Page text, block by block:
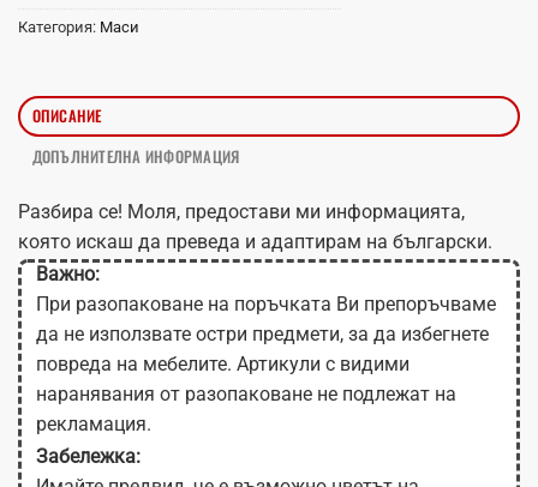
Категория: Маси
ОПИСАНИЕ
ДОПЪЛНИТЕЛНА ИНФОРМАЦИЯ
Разбира се! Моля, предостави ми информацията,
която искаш да преведа и адаптирам на български.
Важно:
При разопаковане на поръчката Ви препоръчваме
да не използвате остри предмети, за да избегнете
повреда на мебелите. Артикули с видими
наранявания от разопаковане не подлежат на
рекламация.
Забележка: